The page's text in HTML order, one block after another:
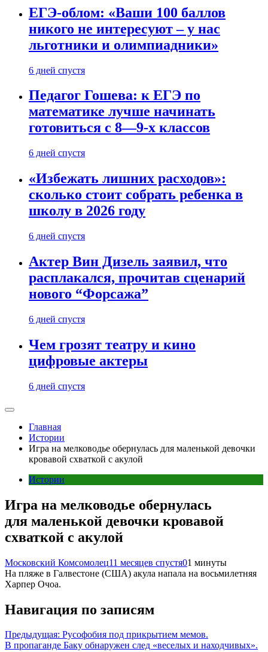
ЕГЭ-облом: «Ваши 100 баллов
никого не интересуют – у нас
льготники и олимпиадники»
6 дней спустя
Педагог Гошева: к ЕГЭ по
математике лучше начинать
готовиться с 8—9-х классов
6 дней спустя
«Избежать лишних расходов»:
сколько стоит собрать ребенка в
школу в 2026 году
6 дней спустя
Актер Вин Дизель заявил, что
расплакался, прочитав сценарий
нового “Форсажа”
6 дней спустя
Чем грозят театру и кино
цифровые актеры
6 дней спустя
Главная
Истории
Игра на мелководье обернулась для маленькой девочки
кровавой схваткой с акулой
Истории
Игра на мелководье обернулась
для маленькой девочки кровавой
схваткой с акулой
Московский Комсомолец11 месяцев спустя01 минуты
На пляже в Галвестоне (США) акула напала на восьмилетняя
Харпер Очоа.
Навигация по записям
Предыдущая: Русофобия под прикрытием мемов.
В пропаганде Баку обнаружен след «веселых и находчивых».